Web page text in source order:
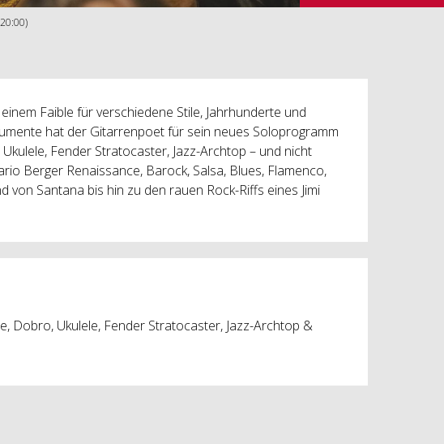
Faible für verschiedene Stile, Jahrhunderte und
hat der Gitarrenpoet für sein neues Soloprogramm
Fender Stratocaster, Jazz-Archtop – und nicht
Berger Renaissance, Barock, Salsa, Blues, Flamenco,
von Santana bis hin zu den rauen Rock-Riffs eines Jimi
Dobro, Ukulele, Fender Stratocaster, Jazz-Archtop &